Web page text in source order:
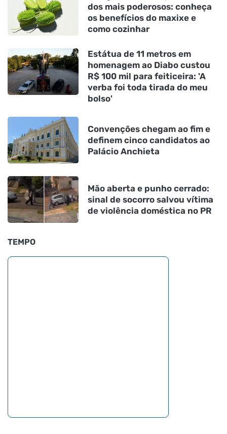
dos mais poderosos: conheça
os benefícios do maxixe e
como cozinhar
Estátua de 11 metros em
homenagem ao Diabo custou
R$ 100 mil para feiticeira: 'A
verba foi toda tirada do meu
bolso'
Convenções chegam ao fim e
definem cinco candidatos ao
Palácio Anchieta
Mão aberta e punho cerrado:
sinal de socorro salvou vítima
de violência doméstica no PR
TEMPO